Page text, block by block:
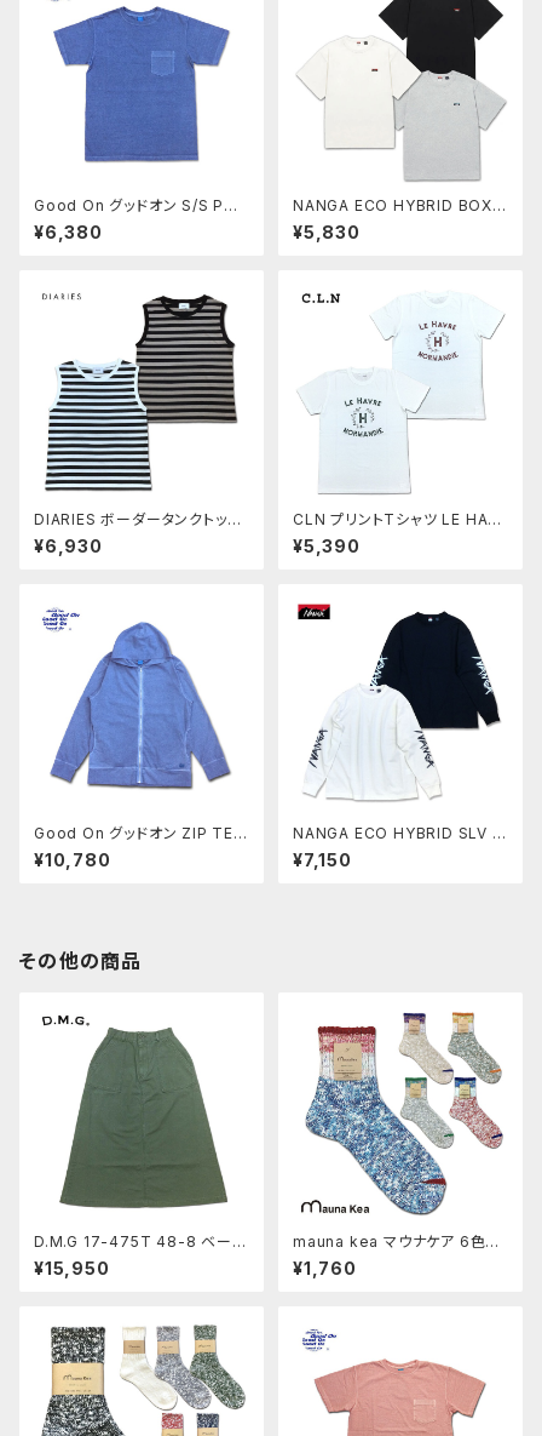
Good On グッドオン S/S POC
KET TEE P-AJISAI アジサイ
ショートスリーブポケットTシャ
¥6,380
NANGA ECO HYBRID BOX L
OGO EMBROIDERY TEE Tシ
ャツ ナンガ エコハイブリッド ア
¥5,830
DIARIES ボーダータンクトップ
BORDER カットソー ノースリー
ブ ダイアリーズ 日本製 Madei
¥6,930
CLN プリントTシャツ LE HAR
VE ショートスリーブ TEE カット
ソー MadeinJAPAN 1201606
¥5,390
Good On グッドオン ZIP TEE
PARKA ジップTパーカー ジッ
プパーカー カットソー P-AJISA
¥10,780
NANGA ECO HYBRID SLV L
OGO L/S TEE ロングスリーブ
Tシャツ ロンT ナンガ アウトド
¥7,150
その他の商品
D.M.G 17-475T 48-8 ベーカ
ースカート オリーブ コーマチノ
ドミンゴ DMG MadeinJAPAN
¥15,950
mauna kea マウナケア 6色ツ
イスター&スラブネップソックス
Socks Cotton Hemp 綿 麻
0656
¥1,760